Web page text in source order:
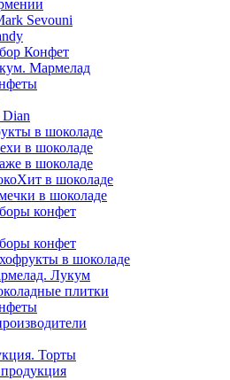
Sevouni
Конфет
Мармелад
в шоколаде
в шоколаде
в шоколаде
в шоколаде
в шоколаде
конфет
конфет
в шоколаде
Лукум
плитки
Торты